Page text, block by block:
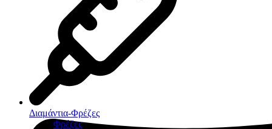
Διαμάντια-Φρέζες
Φρέζες